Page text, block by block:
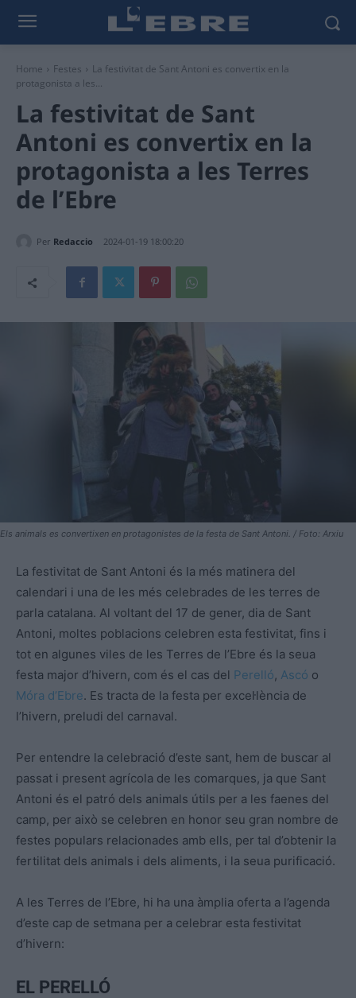
Home Festes
La festivitat de Sant Antoni es convertix en la
protagonista a les...
La festivitat de Sant
Antoni es convertix en la
protagonista a les Terres
de l’Ebre
Per Redaccio 2024-01-19 18:00:20
Els animals es convertixen en protagonistes de la festa de Sant Antoni. / Foto: Arxiu
La festivitat de Sant Antoni és la més matinera del
calendari i una de les més celebrades de les terres de
parla catalana. Al voltant del 17 de gener, dia de Sant
Antoni, moltes poblacions celebren esta festivitat, fins i
tot en algunes viles de les Terres de l’Ebre és la seua
festa major d’hivern, com és el cas del Perelló, Ascó o
Móra d’Ebre. Es tracta de la festa per excel·lència de
l’hivern, preludi del carnaval.
Per entendre la celebració d’este sant, hem de buscar al
passat i present agrícola de les comarques, ja que Sant
Antoni és el patró dels animals útils per a les faenes del
camp, per això se celebren en honor seu gran nombre de
festes populars relacionades amb ells, per tal d’obtenir la
fertilitat dels animals i dels aliments, i la seua purificació.
A les Terres de l’Ebre, hi ha una àmplia oferta a l’agenda
d’este cap de setmana per a celebrar esta festivitat
d’hivern:
EL PERELLÓ